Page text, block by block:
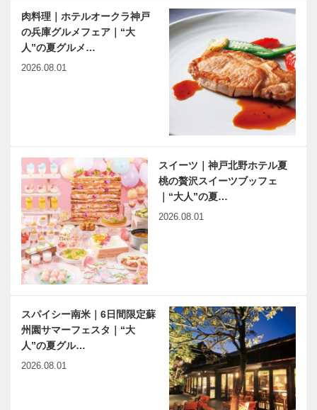
肉料理｜ホテルオークラ神戸
の兵庫グルメフェア｜“大
人”の夏グルメ…
2026.08.01
スイーツ｜神戸北野ホテル夏
桃の贅沢スイーツブッフェ
｜“大人”の夏…
2026.08.01
スパイシー南米｜6日間限定蘇
州園サマーフェスタ｜“大
人”の夏グル…
2026.08.01